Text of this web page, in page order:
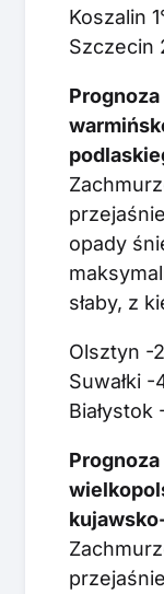
Szczecin
opady
słaby, z